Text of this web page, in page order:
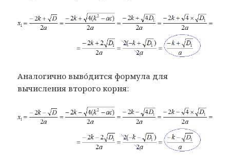
Аналогично вывóдится формула для
вычисления второго корня: